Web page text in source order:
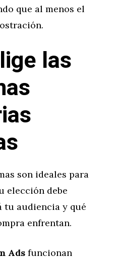
que al menos el
las
son ideales para
elección debe
tu audiencia y qué
enfrentan.
Ads funcionan